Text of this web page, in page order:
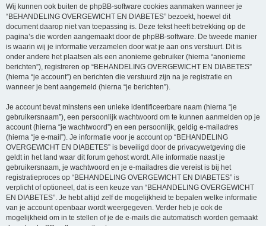
Wij kunnen ook buiten de phpBB-software cookies aanmaken wanneer je
“BEHANDELING OVERGEWICHT EN DIABETES” bezoekt, hoewel dit
document daarop niet van toepassing is. Deze tekst heeft betrekking op de
pagina’s die worden aangemaakt door de phpBB-software. De tweede manier
is waarin wij je informatie verzamelen door wat je aan ons verstuurt. Dit is
onder andere het plaatsen als een anonieme gebruiker (hierna “anonieme
berichten”), registreren op “BEHANDELING OVERGEWICHT EN DIABETES”
(hierna “je account”) en berichten die verstuurd zijn na je registratie en
wanneer je bent aangemeld (hierna “je berichten”).
Je account bevat minstens een unieke identificeerbare naam (hierna “je
gebruikersnaam”), een persoonlijk wachtwoord om te kunnen aanmelden op je
account (hierna “je wachtwoord”) en een persoonlijk, geldig e-mailadres
(hierna “je e-mail”). Je informatie voor je account op “BEHANDELING
OVERGEWICHT EN DIABETES” is beveiligd door de privacywetgeving die
geldt in het land waar dit forum gehost wordt. Alle informatie naast je
gebruikersnaam, je wachtwoord en je e-mailadres die vereist is bij het
registratieproces op “BEHANDELING OVERGEWICHT EN DIABETES” is
verplicht of optioneel, dat is een keuze van “BEHANDELING OVERGEWICHT
EN DIABETES”. Je hebt altijd zelf de mogelijkheid te bepalen welke informatie
van je account openbaar wordt weergegeven. Verder heb je ook de
mogelijkheid om in te stellen of je de e-mails die automatisch worden gemaakt